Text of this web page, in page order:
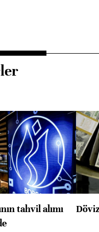
tahvil alımı